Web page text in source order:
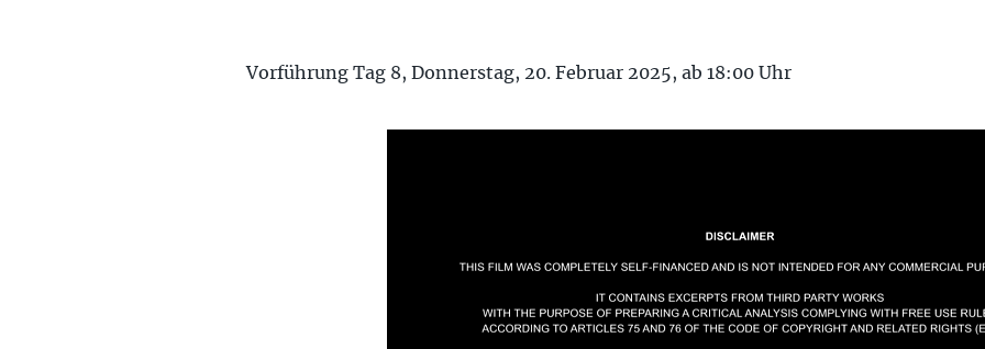
Vorführung Tag 8, Donnerstag, 20. Februar 2025, ab 18:00 Uhr